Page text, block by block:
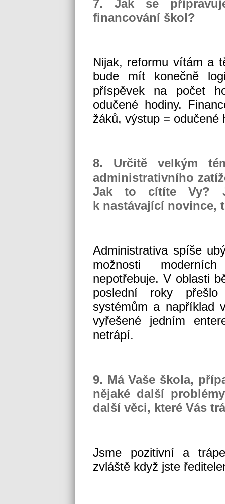
7. Jak se
financování škol?
Nijak, reformu vítám a
bude mít konečně
příspěvek na počet
odučené hodiny.
žáků, výstup = odučené
8. Určitě velkým
administrativního
Jak to cítíte Vy?
k nastávající novince,
Administrativa spíše
možnosti
nepotřebuje. V oblasti
poslední roky
systémům a například
vyřešené jedním
netrápí.
9. Má Vaše škola,
nějaké další
další věci, které Vás
Jsme pozitivní a
zvláště když jste